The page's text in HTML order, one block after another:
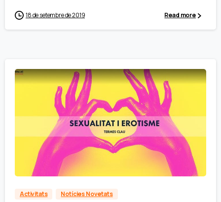
18 de setembre de 2019 Read more
Activitats Notícies Novetats